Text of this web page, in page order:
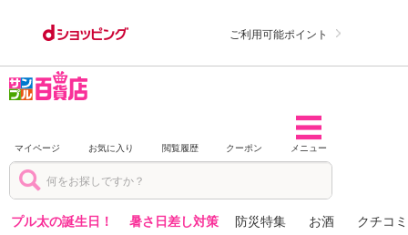
ご利用可能ポイント
マイページ お気に入り 閲覧履歴 クーポン メニュー
プル太の誕生日！ 暑さ日差し対策 防災特集 お酒 クチコ